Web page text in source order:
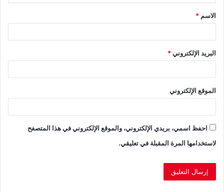
ق
*
الاسم *
البريد الإلكتروني*
الموقع الإلكتروني
احفظ اسمي، بريدي الإلكتروني، والموقع الإلكتروني في هذا المتصفح
لاستخدامها المرة المقبلة في تعليقي.